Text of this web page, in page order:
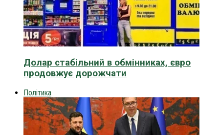
Долар стабільний в обмінниках, євро
продовжує дорожчати
Політика